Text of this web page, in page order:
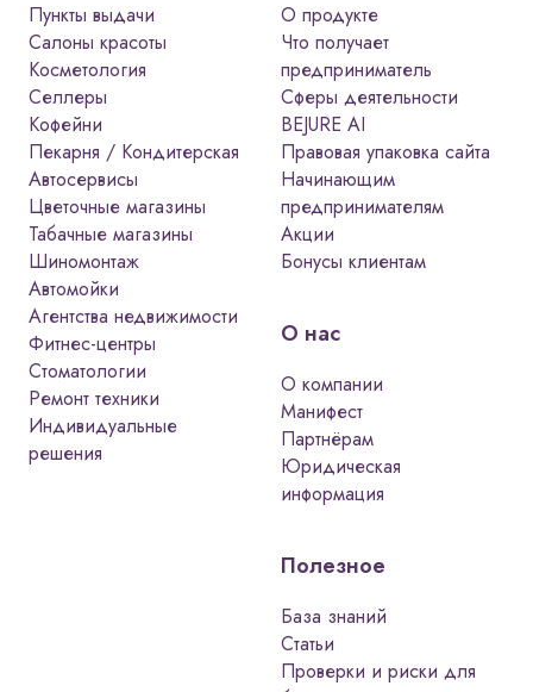
Пункты выдачи
Салоны красоты
Косметология
Селлеры
Кофейни
Пекарня / Кондитерская
Автосервисы
Цветочные магазины
Табачные магазины
Шиномонтаж
Автомойки
Агентства недвижимости
Фитнес-центры
Стоматологии
Ремонт техники
Индивидуальные
решения
О продукте
Что получает
предприниматель
Сферы деятельности
BEJURE AI
Правовая упаковка сайта
Начинающим
предпринимателям
Акции
Бонусы клиентам
О нас
О компании
Манифест
Партнёрам
Юридическая
информация
Полезное
База знаний
Статьи
Проверки и риски для